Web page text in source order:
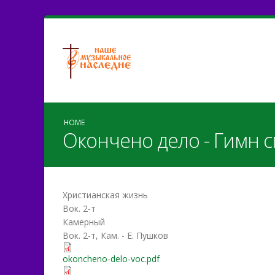
HOME
Окончено дело - Гимн
Христианская жизнь
Вок. 2-т
Камерный
Вок. 2-т, Кам. - Е. Пушков
okoncheno-delo-voc.pdf